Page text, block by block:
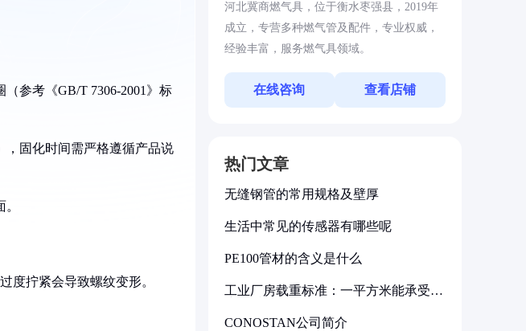
参考《GB/T 7306-2001》标
，固化时间需严格遵循产品说
度拧紧会导致螺纹变形。
河北冀商燃气具，位于衡水枣强县，2019年
成立，专营多种燃气管及配件，专业权威，
经验丰富，服务燃气具领域。
在线咨询 查看店铺
热门文章
无缝钢管的常用规格及壁厚
生活中常见的传感器有哪些呢
PE100管材的含义是什么
工业厂房载重标准：一平方米能承受多
CONOSTAN公司简介